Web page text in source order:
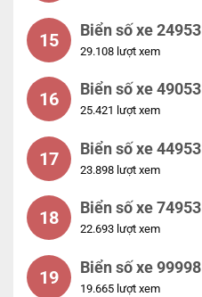
15 Biển số xe 24953
29.108 lượt xem
16 Biển số xe 49053
25.421 lượt xem
17 Biển số xe 44953
23.898 lượt xem
18 Biển số xe 74953
22.693 lượt xem
19 Biển số xe 99998
19.665 lượt xem